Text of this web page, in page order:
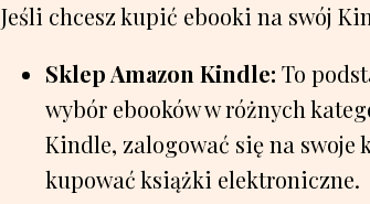
Jeśli chcesz kupić ebooki na swój
Sklep Amazon Kindle: To
wybór ebooków w różnych
Kindle, zalogować się na swoje
kupować książki elektroniczne.